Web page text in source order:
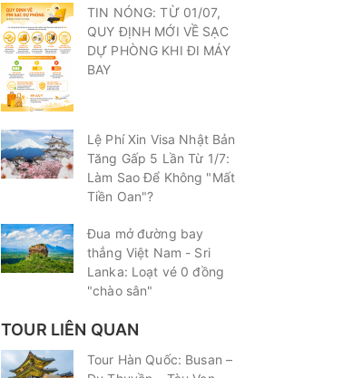
TIN NÓNG: TỪ 01/07,
QUY ĐỊNH MỚI VỀ SẠC
DỰ PHÒNG KHI ĐI MÁY
BAY
Lệ Phí Xin Visa Nhật Bản
Tăng Gấp 5 Lần Từ 1/7:
Làm Sao Để Không "Mất
Tiền Oan"?
Đua mở đường bay
thẳng Việt Nam - Sri
Lanka: Loạt vé 0 đồng
"chào sân"
TOUR LIÊN QUAN
Tour Hàn Quốc: Busan –